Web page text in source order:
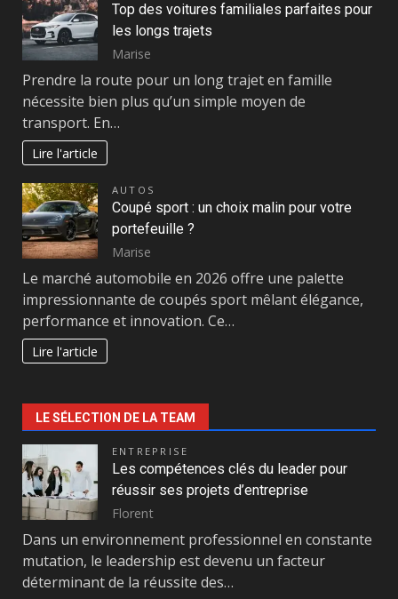
Top des voitures familiales parfaites pour
les longs trajets
Marise
Prendre la route pour un long trajet en famille
nécessite bien plus qu’un simple moyen de
transport. En…
Lire l'article
AUTOS
Coupé sport : un choix malin pour votre
portefeuille ?
Marise
Le marché automobile en 2026 offre une palette
impressionnante de coupés sport mêlant élégance,
performance et innovation. Ce…
Lire l'article
LE SÉLECTION DE LA TEAM
ENTREPRISE
Les compétences clés du leader pour
réussir ses projets d’entreprise
Florent
Dans un environnement professionnel en constante
mutation, le leadership est devenu un facteur
déterminant de la réussite des…